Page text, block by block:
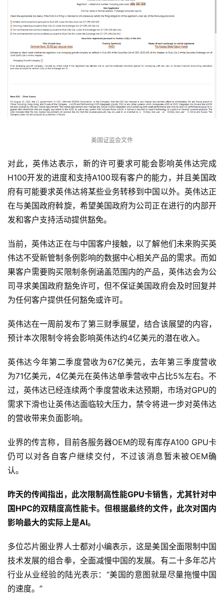
首
页
业
界
人
工
智
深
度
学
美国证监会文件
对此，英伟达表示，新的许可要求可能会影响英伟达完成
H100开发的进度和支持A100现有客户的能力，并且美国政
府有可能要求英伟达将某些业务转移到中国以外。英伟达正
在与美国政府斡旋，希望美国政府为公司正在进行的内部开
发和客户支持活动提供豁免。
当前，英伟达正在与中国客户接触，以了解他们未来购买英
伟达不受新管制条例影响的数据中心相关产品的需求。而如
果客户需要购买限制条例涵盖范围内的产品，英伟达会为公
司寻求美国政府豁免许可，但不保证美国政府会及时回复并
为任何客户提供任何豁免或许可。
英伟达在一周前发布了第三财季展望，结合该展望的内容，
预计本次限制令将会影响英伟达约4亿美元的潜在收入。
英伟达今年第二季度营收为67亿美元，去年第三季度营收
为71亿美元，4亿美元在英伟达单季营收中占比5%左右。不
过，英伟达已经连续两个季度营收未达预期，市场对GPU的
需求下滑也让英伟达面临较大压力，禁令将进一步对英伟达
的营收带来负面影响。
业界的传言称，目前各服务器OEM的现有库存A100 GPU卡
仍可以对各自客户继续交付，不过该消息暂未被OEM确
认。
昨天的传闻指出，此次限制高性能GPU卡销售，尤其针对中
国HPC的双精度高性能卡。但根据最终的文件，此次对国内
影响最大的实际上是AI。
多位芯片圈业界人士都对小编表示，这是美国全面限制中国
技术发展的组合拳，全面减慢中国的发展。有二十多年芯片
行业从业经验的陆光表示：“美国的意图就是尽量拖慢中国
的速度。”